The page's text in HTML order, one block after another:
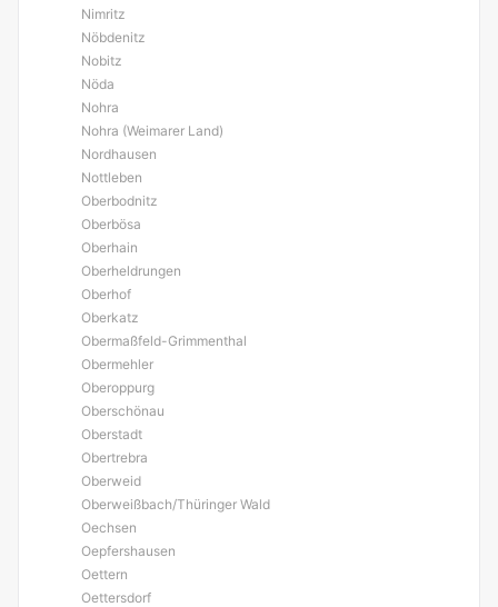
Nimritz
Nöbdenitz
Nobitz
Nöda
Nohra
Nohra (Weimarer Land)
Nordhausen
Nottleben
Oberbodnitz
Oberbösa
Oberhain
Oberheldrungen
Oberhof
Oberkatz
Obermaßfeld-Grimmenthal
Obermehler
Oberoppurg
Oberschönau
Oberstadt
Obertrebra
Oberweid
Oberweißbach/Thüringer Wald
Oechsen
Oepfershausen
Oettern
Oettersdorf